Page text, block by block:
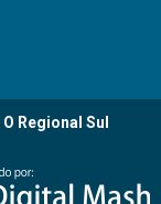
O Regional Sul